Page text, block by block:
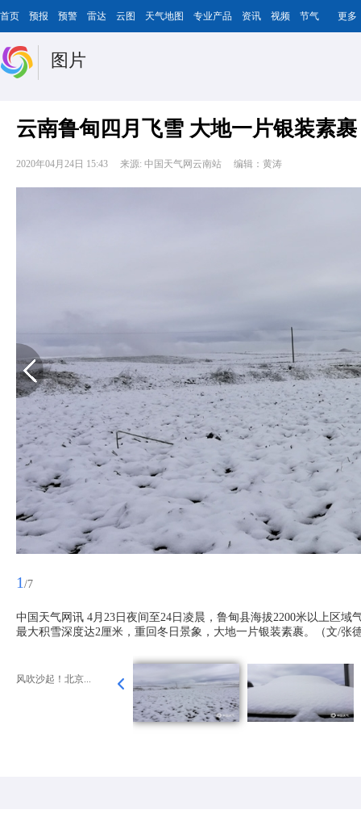
首页 预报 预警 雷达 云图 天气地图 专业产品 资讯 视频 节气 更多
图片
云南鲁甸四月飞雪 大地一片银装素裹
2020年04月24日 15:43 来源: 中国天气网云南站 编辑：黄涛
1 /7
中国天气网讯 4月23日夜间至24日凌晨，鲁甸县海拔2200米以上区
最大积雪深度达2厘米，重回冬日景象，大地一片银装素裹。（文/张
风吹沙起！北京...